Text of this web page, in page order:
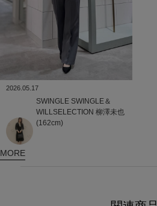
2026.05.17
SWINGLE SWINGLE＆
WILLSELECTION 柳澤未也
(162cm)
MORE